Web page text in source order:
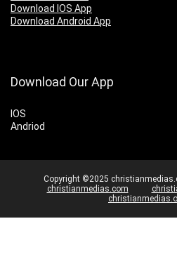
Download IOS App
Download Android App
Download Our App
IOS
Andriod
Copyright ©2025
christianmedias.com